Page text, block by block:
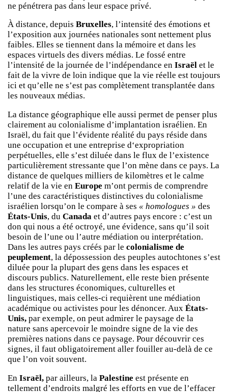
ne pénétrera pas dans leur espace privé.
À distance, depuis Bruxelles, l’intensité des émotions et
l’exposition aux journées nationales sont nettement plus
faibles. Elles se tiennent dans la mémoire et dans les
espaces virtuels des divers médias. Le fossé entre
l’intensité de la journée de l’indépendance en Israël et le
fait de la vivre de loin indique que la vie réelle est toujours
ici et qu’elle ne s’est pas complètement transplantée dans
les nouveaux médias.
La distance géographique elle aussi permet de penser plus
clairement au colonialisme d’implantation israélien. En
Israël, du fait que l’évidente réalité du pays réside dans
une occupation et une entreprise d‘expropriation
perpétuelles, elle s’est diluée dans le flux de l’existence
particulièrement stressante que l’on mène dans ce pays. La
distance de quelques milliers de kilomètres et le calme
relatif de la vie en Europe m’ont permis de comprendre
l’une des caractéristiques distinctives du colonialisme
israélien lorsqu’on le compare à ses « homologues » des
États-Unis, du Canada et d’autres pays encore : c’est un
don qui nous a été octroyé, une évidence, sans qu’il soit
besoin de l’une ou l’autre médiation ou interprétation.
Dans les autres pays créés par le colonialisme de
peuplement, la dépossession des peuples autochtones s’est
diluée pour la plupart des gens dans les espaces et
discours publics. Naturellement, elle reste bien présente
dans les structures économiques, culturelles et
linguistiques, mais celles-ci requièrent une médiation
académique ou activistes pour les dénoncer. Aux États-
Unis, par exemple, on peut admirer le paysage de la
nature sans apercevoir le moindre signe de la vie des
premières nations dans ce paysage. Pour découvrir ces
signes, il faut obligatoirement aller fouiller au-delà de ce
que l’on voit souvent.
En Israël, par ailleurs, la Palestine est présente en
tellement d’endroits malgré les efforts en vue de l’effacer